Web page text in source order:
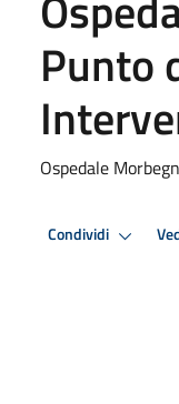
Punto
Ospedale
Condividi